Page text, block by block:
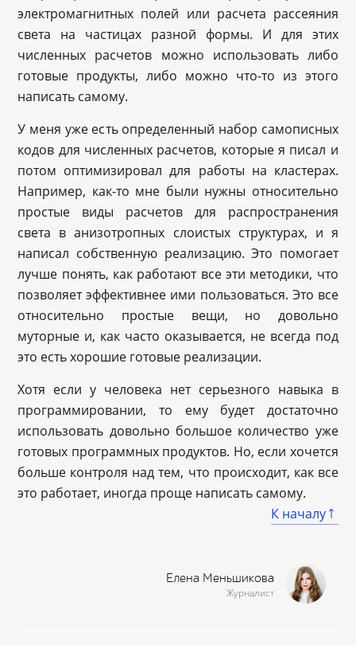
электромагнитных полей или расчета рассеяния
света на частицах разной формы. И для этих
численных расчетов можно использовать либо
готовые продукты, либо можно что-то из этого
написать самому.
У меня уже есть определенный набор самописных
кодов для численных расчетов, которые я писал и
потом оптимизировал для работы на кластерах.
Например, как-то мне были нужны относительно
простые виды расчетов для распространения
света в анизотропных слоистых структурах, и я
написал собственную реализацию. Это помогает
лучше понять, как работают все эти методики, что
позволяет эффективнее ими пользоваться. Это все
относительно простые вещи, но довольно
муторные и, как часто оказывается, не всегда под
это есть хорошие готовые реализации.
Хотя если у человека нет серьезного навыка в
программировании, то ему будет достаточно
использовать довольно большое количество уже
готовых программных продуктов. Но, если хочется
больше контроля над тем, что происходит, как все
это работает, иногда проще написать самому.
К началу
Елена Меньшикова
Журналист